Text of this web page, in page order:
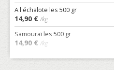
A l'échalote les 500 gr
14,90 €/kg
Samouraï les 500 gr
14,90 €/kg
Cajun les 500 gr